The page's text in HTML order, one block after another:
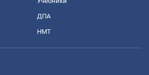
ДПА
НМТ